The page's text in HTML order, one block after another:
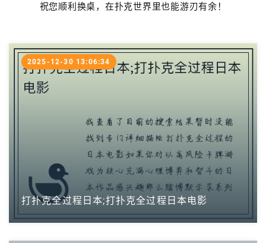
祝您顺利换桌，在扑克世界里也能游刃有余！
打扑克全过程日本;打扑克全过程日本电影
2025-12-30 13:06:34